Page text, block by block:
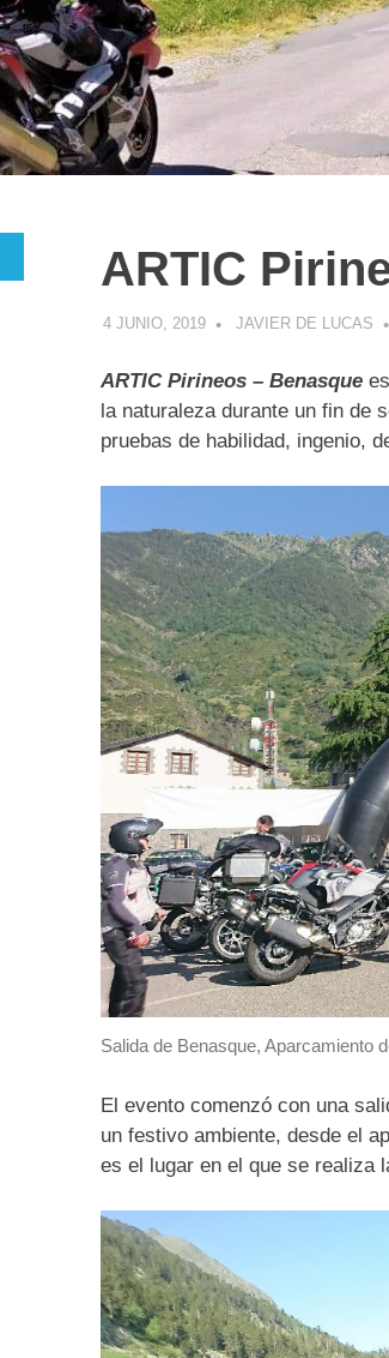
ARTIC
4 JUNIO, 2019 JAVIER DE LUCAS
ARTIC Pirineos – Benasquees
la naturaleza durante un fin de
pruebas de habilidad, ingenio,
Salida de Benasque, Aparcamiento
El evento comenzó con una
un festivo ambiente, desde el
es el lugar en el que se realiza